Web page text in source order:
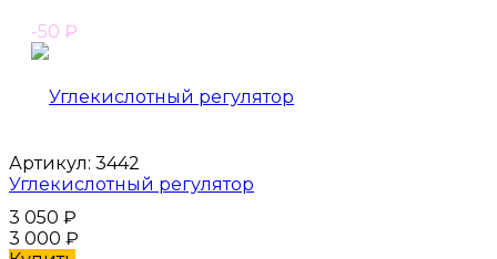
-50 ₽
Артикул: 3442
Углекислотный регулятор
3 050 ₽
3 000 ₽